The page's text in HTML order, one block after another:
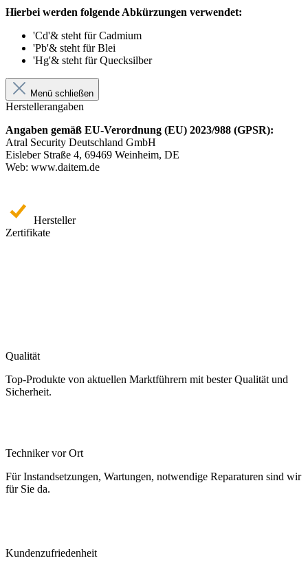
Hierbei werden folgende Abkürzungen verwendet:
'Cd'& steht für Cadmium
'Pb'& steht für Blei
'Hg'& steht für Quecksilber
Menü schließen
Herstellerangaben
Angaben gemäß EU-Verordnung (EU) 2023/988 (GPSR):
Atral Security Deutschland GmbH
Eisleber Straße 4, 69469 Weinheim, DE
Web: www.daitem.de
Hersteller
Zertifikate
Qualität
Top-Produkte von aktuellen Marktführern mit bester Qualität und
Sicherheit.
Techniker vor Ort
Für Instandsetzungen, Wartungen, notwendige Reparaturen sind wir
für Sie da.
Kundenzufriedenheit